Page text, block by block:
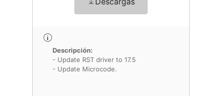
Descripción:
- Update RST driver to 17.5
- Update Microcode.